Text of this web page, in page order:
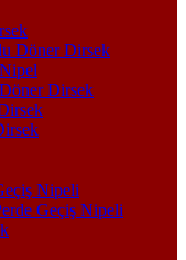
Döner Dirsek
Dirsek
Nipeli
Geçiş Nipeli